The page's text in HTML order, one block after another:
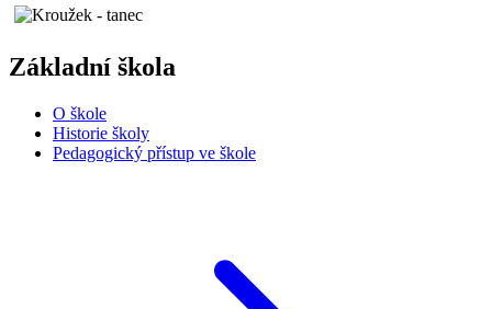
Základní škola
O škole
Historie školy
Pedagogický přístup ve škole